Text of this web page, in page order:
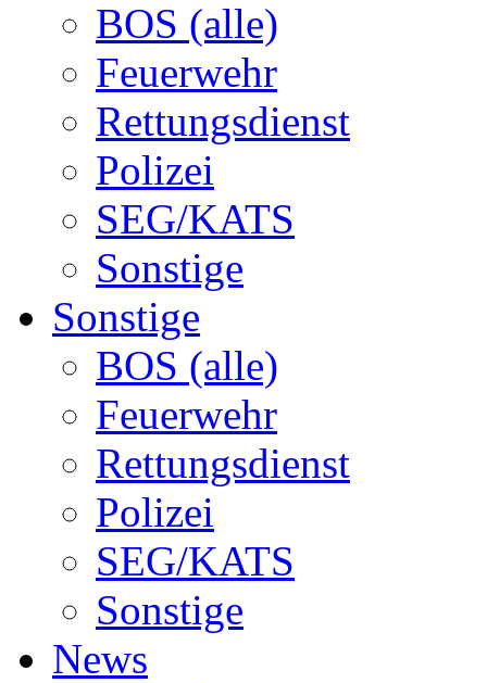
BOS (alle)
Feuerwehr
Rettungsdienst
Polizei
SEG/KATS
Sonstige
Sonstige
BOS (alle)
Feuerwehr
Rettungsdienst
Polizei
SEG/KATS
Sonstige
News